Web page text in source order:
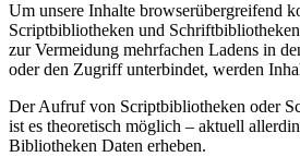
Um unsere Inhalte browserübergreifend
Scriptbibliotheken und
zur Vermeidung mehrfachen Ladens in
oder den Zugriff unterbindet, werden
Der Aufruf von Scriptbibliotheken oder
ist es theoretisch möglich – aktuell
Bibliotheken Daten erheben.